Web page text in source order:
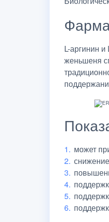
L-аргинин
женьшеня
может